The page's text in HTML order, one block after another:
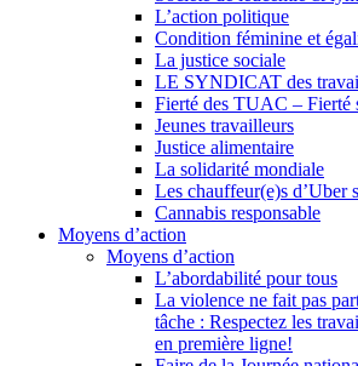
L’action politique
Condition féminine et
La justice sociale
LE SYNDICAT des
Fierté des TUAC – Fierté
Jeunes travailleurs
Justice alimentaire
La solidarité mondiale
Les chauffeur(e)s d’Uber
Cannabis responsable
Moyens d’action
Moyens d’action
L’abordabilité pour tous
La violence ne fait pas
tâche : Respectez les
en première ligne!